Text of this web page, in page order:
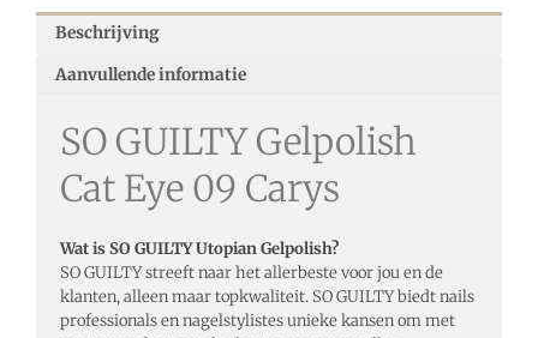
Beschrijving
Aanvullende informatie
SO GUILTY Gelpolish
Cat Eye 09 Carys
Wat is SO GUILTY Utopian Gelpolish?
SO GUILTY streeft naar het allerbeste voor jou en de
klanten, alleen maar topkwaliteit. SO GUILTY biedt nails
professionals en nagelstylistes unieke kansen om met